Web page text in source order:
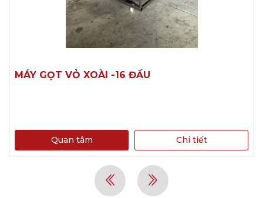
MÁY GỌT VỎ XOÀI -16 ĐẦU
Quan tâm Chi tiết